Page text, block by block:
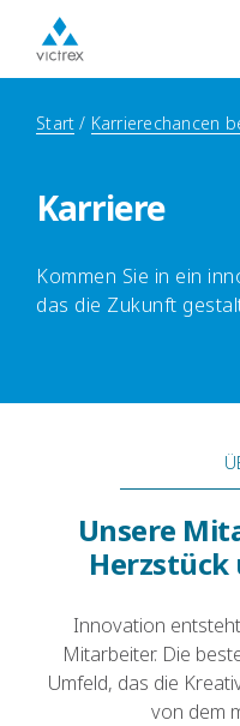
Start Karrierechancen
Karriere
Kommen Sie in ein
das die Zukunft
Unsere
Herzstück
Innovation
Mitarbeiter. Die
Umfeld, das die
von dem